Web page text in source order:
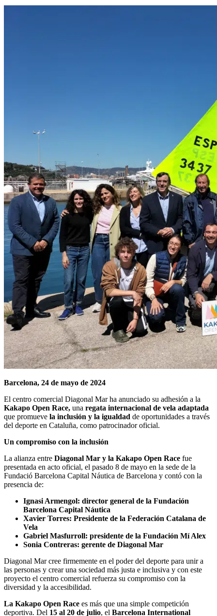
Barcelona, 24 de mayo de 2024
El centro comercial Diagonal Mar ha anunciado su adhesión a la
Kakapo Open Race, una regata internacional de vela adaptada
que promueve la inclusión y la igualdad de oportunidades a través
del deporte en Cataluña, como patrocinador oficial.
Un compromiso con la inclusión
La alianza entre Diagonal Mar y la Kakapo Open Race fue
presentada en acto oficial, el pasado 8 de mayo en la sede de la
Fundació Barcelona Capital Náutica de Barcelona y contó con la
presencia de:
Ignasi Armengol: director general de la Fundación
Barcelona Capital Náutica
Xavier Torres: Presidente de la Federación Catalana de
Vela
Gabriel Masfurroll: presidente de la Fundación Mí Alex
Sonia Contreras: gerente de Diagonal Mar
Diagonal Mar cree firmemente en el poder del deporte para unir a
las personas y crear una sociedad más justa e inclusiva y con este
proyecto el centro comercial refuerza su compromiso con la
diversidad y la accesibilidad.
La Kakapo Open Race es más que una simple competición
deportiva. Del 15 al 20 de julio, el Barcelona International